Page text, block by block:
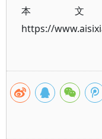
本
https://